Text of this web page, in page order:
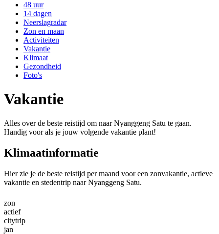
48 uur
14 dagen
Neerslagradar
Zon en maan
Activiteiten
Vakantie
Klimaat
Gezondheid
Foto's
Vakantie
Alles over de beste reistijd om naar Nyanggeng Satu te gaan.
Handig voor als je jouw volgende vakantie plant!
Klimaatinformatie
Hier zie je de beste reistijd per maand voor een zonvakantie, actieve
vakantie en stedentrip naar Nyanggeng Satu.
zon
actief
citytrip
jan